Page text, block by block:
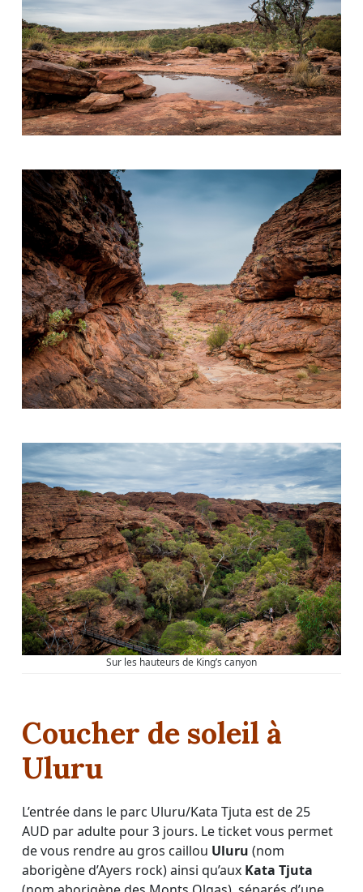
Sur les hauteurs de King’s canyon
Coucher de soleil à
Uluru
L’entrée dans le parc Uluru/Kata Tjuta est de 25
AUD par adulte pour 3 jours. Le ticket vous permet
de vous rendre au gros caillou Uluru (nom
aborigène d’Ayers rock) ainsi qu’aux Kata Tjuta